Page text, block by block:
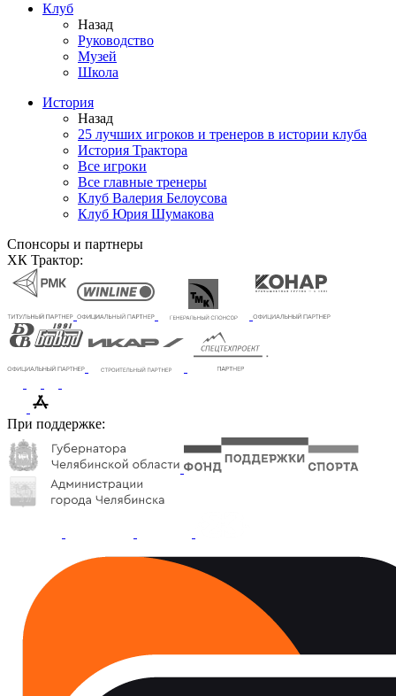
Клуб
Назад
Руководство
Музей
Школа
История
Назад
25 лучших игроков и тренеров в истории клуба
История Трактора
Все игроки
Все главные тренеры
Клуб Валерия Белоусова
Клуб Юрия Шумакова
Спонсоры и партнеры
ХК Трактор:
При поддержке: